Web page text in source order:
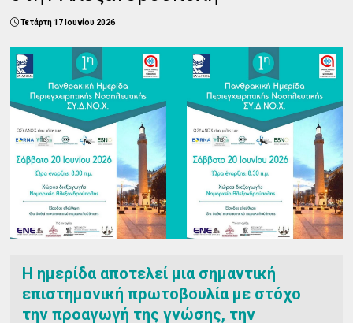
Τετάρτη 17 Ιουνίου 2026
Η ημερίδα αποτελεί μια σημαντική
επιστημονική πρωτοβουλία με στόχο
την προαγωγή της γνώσης, την